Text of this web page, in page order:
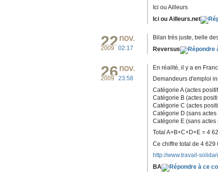
Ici ou Ailleurs
Ici ou Ailleurs.net
22 nov.
2009 02:17
Bilan très juste, belle
Reversus
26 nov.
2009 23:58
En réalité, il y a en
Demandeurs d'emploi
Catégorie A (actes
Catégorie B (actes
Catégorie C (actes
Catégorie D (sans
Catégorie E (sans
Total A+B+C+D+E = 4
Ce chiffre total de 4
http://www.travail-
BA